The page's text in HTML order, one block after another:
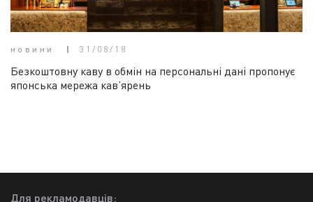
новини 31/08/18
Безкоштовну каву в обмін на персональні дані пропонує
японська мережа кав’ярень
Для рекламодавців: